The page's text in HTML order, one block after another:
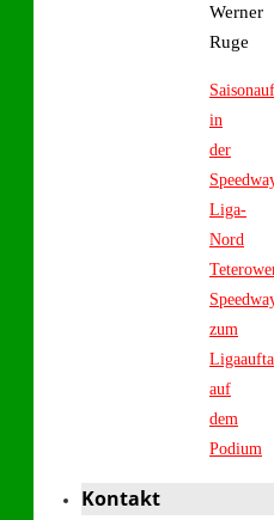
Werner
Ruge
in
der
Liga-
Nord
zum
auf
dem
Podium
Kontakt